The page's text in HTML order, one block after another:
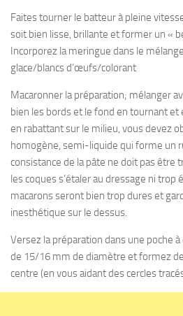
Faites tourner le batteur à pleine
soit bien lisse, brillante et former un «
Incorporez la meringue dans le
glace/blancs d’œufs/colorant
Macaronner la préparation; mélanger
bien les bords et le fond en tournant et
en rabattant sur le milieu, vous devez
homogène, semi-liquide qui forme un
consistance de la pâte ne doit pas être
les coques s’étaler au dressage ni trop
macarons seront bien trop dures et
inesthétique sur le dessus.
Versez la préparation dans une poche
de 15/16 mm de diamètre et formez
centre (en vous aidant des cercles